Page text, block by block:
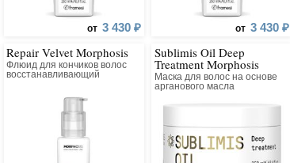
от 3 430 ₽ от 3 430 ₽
Repair Velvet Morphosis
Флюид для кончиков волос
восстанавливающий
Sublimis Oil Deep
Treatment Morphosis
Маска для волос на основе
арганового масла